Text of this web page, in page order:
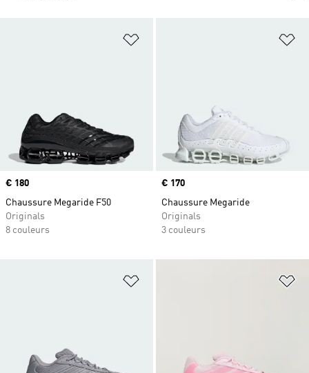
Ajouter à la Liste de produits
Prix
€ 180
Chaussure Megaride F50
Originals
8 couleurs
Prix
€ 170
Chaussure Megaride
Originals
3 couleurs
Ajouter à la Liste de produits